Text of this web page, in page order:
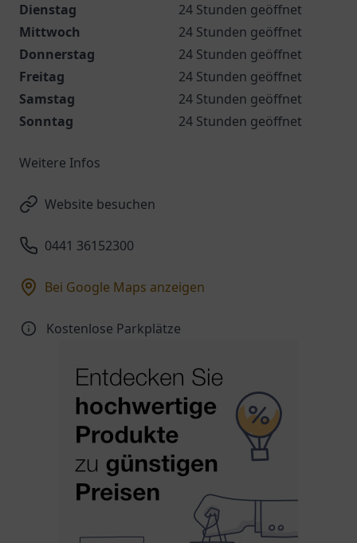
Dienstag
24 Stunden geöffnet
Mittwoch
24 Stunden geöffnet
Donnerstag
24 Stunden geöffnet
Freitag
24 Stunden geöffnet
Samstag
24 Stunden geöffnet
Sonntag
24 Stunden geöffnet
Weitere Infos
Website besuchen
0441 36152300
Bei Google Maps anzeigen
Kostenlose Parkplätze